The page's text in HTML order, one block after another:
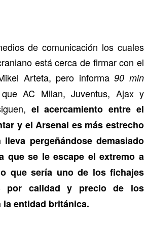
de comunicación los cuales
está cerca de firmar con el
Arteta, pero informa90 min
AC Milan, Juventus, Ajax y
el acercamiento entre el
y el Arsenal es más estrecho
pergeñándose demasiado
que se le escape el extremo a
que sería uno de los fichajes
por calidad y precio de los
entidad británica.